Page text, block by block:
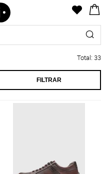
Total: 33
FILTRAR